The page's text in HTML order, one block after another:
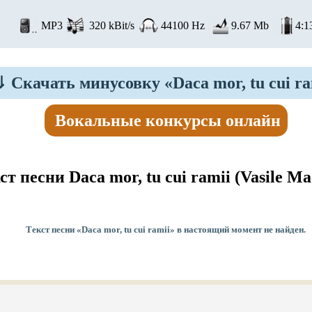
MP3 320 kBit/s 44100 Hz 9.67 Mb
Скачать минусовку «Daca mor, tu cui
Вокальные конкурсы онлайн
песни Daca mor, tu cui ramii (Vasile
Текст песни «Daca mor, tu cui ramii» в настоящий момент не найден.